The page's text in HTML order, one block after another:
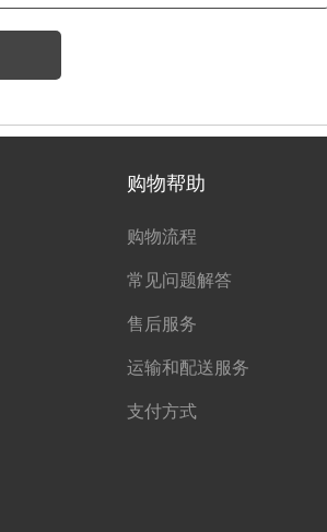
购物帮助
购物流程
常见问题解答
售后服务
运输和配送服务
支付方式